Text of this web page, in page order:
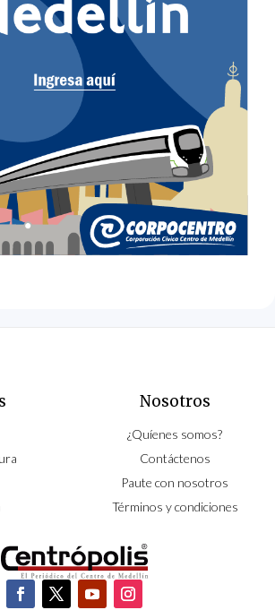
Nosotros
¿Quíenes somos?
Contáctenos
Paute con nosotros
Términos y condiciones